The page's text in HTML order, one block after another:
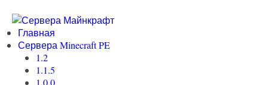
Главная
Сервера Minecraft PE
1.2
1.1.5
1.0.0